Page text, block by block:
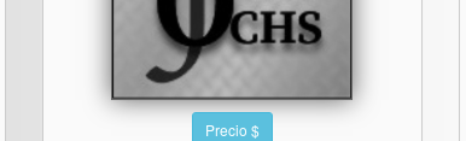
Precio $